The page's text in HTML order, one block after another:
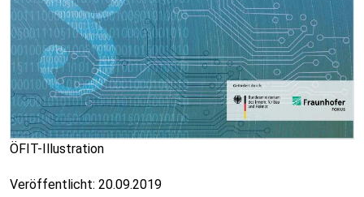
ÖFIT-Illustration
Veröffentlicht: 20.09.2019